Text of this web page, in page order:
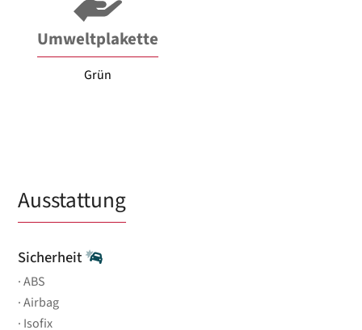
Umweltplakette
Grün
Ausstattung
Sicherheit
ABS
Airbag
Isofix